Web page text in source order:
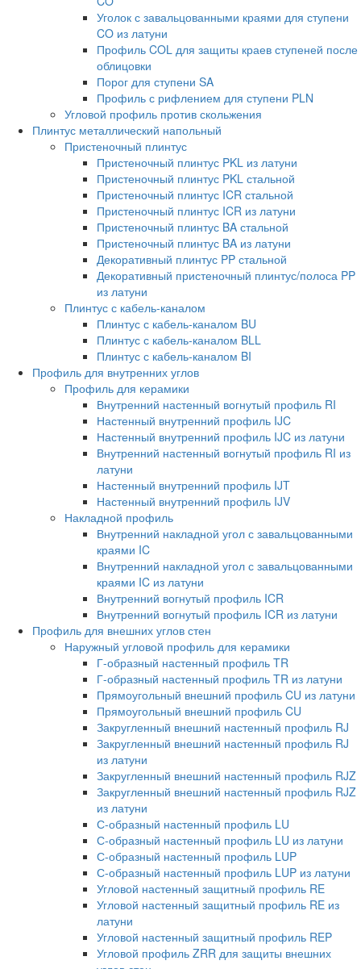
Уголок с завальцованными краями для ступени
CO из латуни
Профиль COL для защиты краев ступеней после
облицовки
Порог для ступени SA
Профиль с рифлением для ступени PLN
Угловой профиль против скольжения
Плинтус металлический напольный
Пристеночный плинтус
Пристеночный плинтус PKL из латуни
Пристеночный плинтус PKL стальной
Пристеночный плинтус ICR стальной
Пристеночный плинтус ICR из латуни
Пристеночный плинтус BA стальной
Пристеночный плинтус BA из латуни
Декоративный плинтус PP стальной
Декоративный пристеночный плинтус/полоса PP
из латуни
Плинтус с кабель-каналом
Плинтус с кабель-каналом BU
Плинтус с кабель-каналом BLL
Плинтус с кабель-каналом BI
Профиль для внутренних углов
Профиль для керамики
Внутренний настенный вогнутый профиль RI
Настенный внутренний профиль IJC
Настенный внутренний профиль IJC из латуни
Внутренний настенный вогнутый профиль RI из
латуни
Настенный внутренний профиль IJT
Настенный внутренний профиль IJV
Накладной профиль
Внутренний накладной угол с завальцованными
краями IC
Внутренний накладной угол с завальцованными
краями IC из латуни
Внутренний вогнутый профиль ICR
Внутренний вогнутый профиль ICR из латуни
Профиль для внешних углов стен
Наружный угловой профиль для керамики
Г-образный настенный профиль TR
Г-образный настенный профиль TR из латуни
Прямоугольный внешний профиль CU из латуни
Прямоугольный внешний профиль CU
Закругленный внешний настенный профиль RJ
Закругленный внешний настенный профиль RJ
из латуни
Закругленный внешний настенный профиль RJZ
Закругленный внешний настенный профиль RJZ
из латуни
С-образный настенный профиль LU
С-образный настенный профиль LU из латуни
С-образный настенный профиль LUP
С-образный настенный профиль LUP из латуни
Угловой настенный защитный профиль RE
Угловой настенный защитный профиль RE из
латуни
Угловой настенный защитный профиль REP
Угловой профиль ZRR для защиты внешних